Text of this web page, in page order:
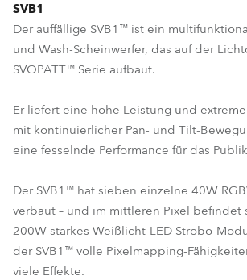
SVB1
Der auffällige SVB1™ ist ein
und Wash-Scheinwerfer, das auf der
SVOPATT™ Serie aufbaut.
Er liefert eine hohe Leistung und
mit kontinuierlicher Pan- und Tilt-
eine fesselnde Performance für das
Der SVB1™ hat sieben einzelne 40W
verbaut – und im mittleren Pixel befindet
200W starkes Weißlicht-LED Strobo-
der SVB1™ volle Pixelmapping-
viele Effekte.